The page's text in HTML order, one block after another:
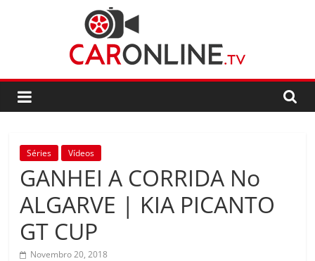
CarOnline.TV
CarOnline.TV
Ensaios
Automóvel
em
Português
Séries Vídeos
GANHEI A CORRIDA No
ALGARVE | KIA PICANTO
GT CUP
Novembro 20, 2018